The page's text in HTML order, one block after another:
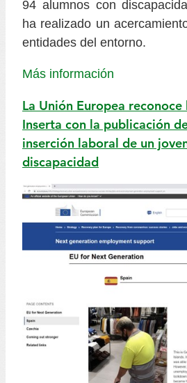
94 alumnos con
ha realizado un
entidades del entorno.
Más información
La Unión Europea
Inserta con la publicación
inserción laboral de un
discapacidad